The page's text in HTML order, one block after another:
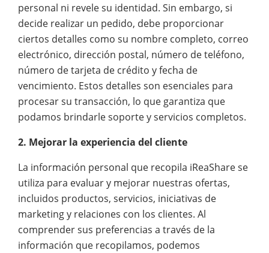
personal ni revele su identidad. Sin embargo, si
decide realizar un pedido, debe proporcionar
ciertos detalles como su nombre completo, correo
electrónico, dirección postal, número de teléfono,
número de tarjeta de crédito y fecha de
vencimiento. Estos detalles son esenciales para
procesar su transacción, lo que garantiza que
podamos brindarle soporte y servicios completos.
2. Mejorar la experiencia del cliente
La información personal que recopila iReaShare se
utiliza para evaluar y mejorar nuestras ofertas,
incluidos productos, servicios, iniciativas de
marketing y relaciones con los clientes. Al
comprender sus preferencias a través de la
información que recopilamos, podemos